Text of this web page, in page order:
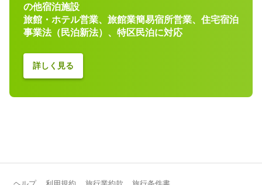
定員6～10名・寝室2～3室・寝具5～6組・100～115m²
の他宿泊施設
旅館・ホテル営業、旅館業簡易宿所営業、住宅宿泊
事業法（民泊新法）、特区民泊に対応
詳しく見る